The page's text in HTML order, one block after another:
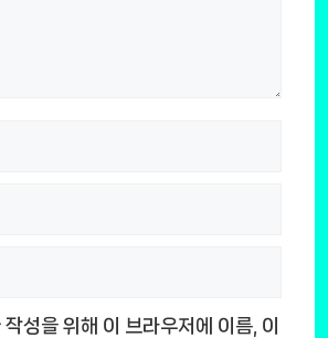
성을 위해 이 브라우저에 이름, 이